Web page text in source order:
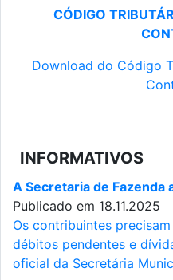
CÓDIGO
Download do Código
INFORMATIVOS
A Secretaria de Fazenda
Publicado em 18.11.2025
Os contribuintes
débitos pendentes e
oficial da Secretária